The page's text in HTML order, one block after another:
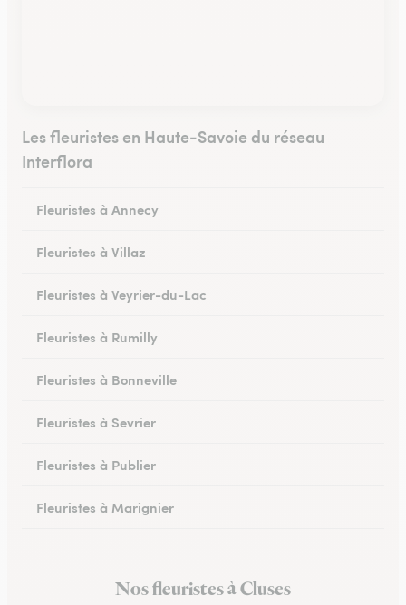
Les fleuristes en Haute-Savoie du réseau
Interflora
Fleuristes à Annecy
Fleuristes à Villaz
Fleuristes à Veyrier-du-Lac
Fleuristes à Rumilly
Fleuristes à Bonneville
Fleuristes à Sevrier
Fleuristes à Publier
Fleuristes à Marignier
Fleuristes à MorzineNos fleuristes à Cluses